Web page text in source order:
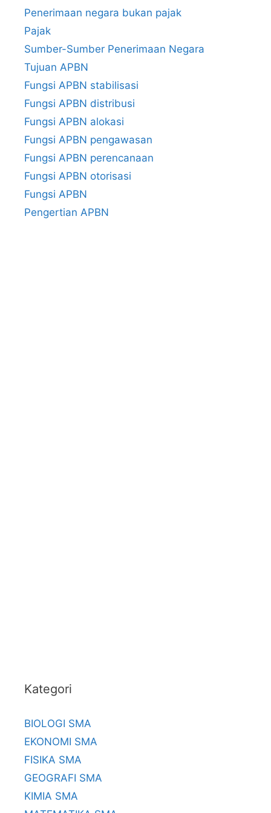
Penerimaan negara bukan pajak
Pajak
Sumber-Sumber Penerimaan Negara
Tujuan APBN
Fungsi APBN stabilisasi
Fungsi APBN distribusi
Fungsi APBN alokasi
Fungsi APBN pengawasan
Fungsi APBN perencanaan
Fungsi APBN otorisasi
Fungsi APBN
Pengertian APBN
Kategori
BIOLOGI SMA
EKONOMI SMA
FISIKA SMA
GEOGRAFI SMA
KIMIA SMA